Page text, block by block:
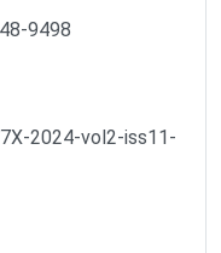
9498
2024-vol2-iss11-